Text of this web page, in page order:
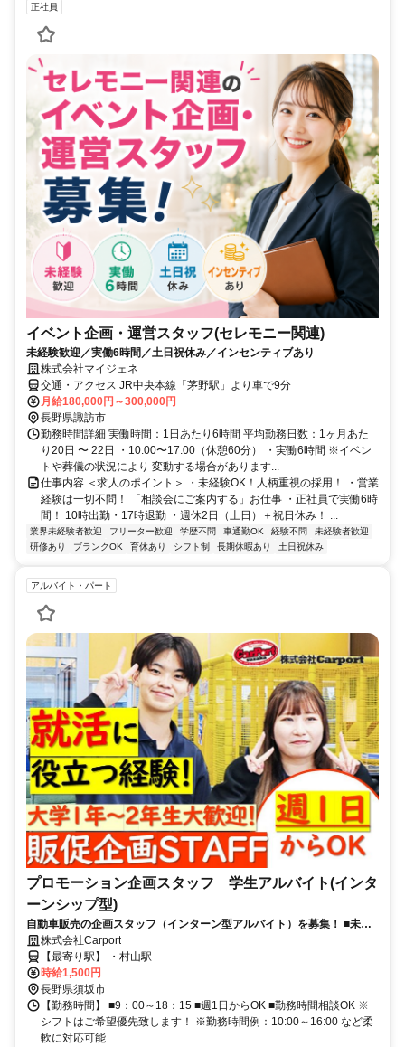
正社員
イベント企画・運営スタッフ(セレモニー関連)
未経験歓迎／実働6時間／土日祝休み／インセンティブあり
株式会社マイジェネ
交通・アクセス JR中央本線「茅野駅」より車で9分
月給180,000円～300,000円
長野県諏訪市
勤務時間詳細 実働時間：1日あたり6時間 平均勤務日数：1ヶ月あた
り20日 〜 22日 ・10:00〜17:00（休憩60分） ・実働6時間 ※イベン
トや葬儀の状況により 変動する場合があります...
仕事内容 ＜求人のポイント＞ ・未経験OK！人柄重視の採用！ ・営業
経験は一切不問！ 「相談会にご案内する」お仕事 ・正社員で実働6時
間！ 10時出勤・17時退勤 ・週休2日（土日）＋祝日休み！ ...
業界未経験者歓迎 フリーター歓迎 学歴不問 車通勤OK 経験不問
未経験者歓迎
研修あり
ブランクOK 育休あり シフト制 長期休暇あり 土日祝休み
アルバイト・パート
プロモーション企画スタッフ 学生アルバイト(インタ
ーンシップ型)
自動車販売の企画スタッフ（インターン型アルバイト）を募集！ ■未経
験OK！アイデアとやる気を重視！■大学1〜2年生の方歓迎（学年に応じ
た経験を積めます）
株式会社Carport
【最寄り駅】 ・村山駅
時給1,500円
長野県須坂市
【勤務時間】 ■9：00～18：15 ■週1日からOK ■勤務時間相談OK ※
シフトはご希望優先致します！ ※勤務時間例：10:00～16:00 など柔
軟に対応可能